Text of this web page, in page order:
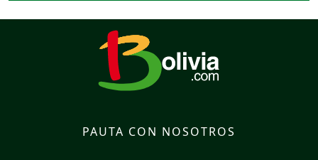
PAUTA CON NOSOTROS